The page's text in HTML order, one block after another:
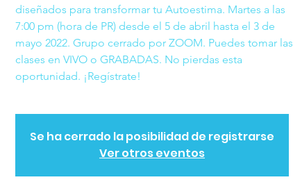
diseñados para transformar tu Autoestima. Martes a las
7:00 pm (hora de PR) desde el 5 de abril hasta el 3 de
mayo 2022. Grupo cerrado por ZOOM. Puedes tomar las
clases en VIVO o GRABADAS. No pierdas esta
oportunidad. ¡Regístrate!
Se ha cerrado la posibilidad de registrarse
Ver otros eventos